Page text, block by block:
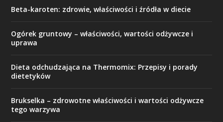
Beta-karoten: zdrowie, właściwości i źródła w diecie
Ogórek gruntowy – właściwości, wartości odżywcze i
uprawa
Dieta odchudzająca na Thermomix: Przepisy i porady
dietetyków
Brukselka – zdrowotne właściwości i wartości odżywcze
tego warzywa